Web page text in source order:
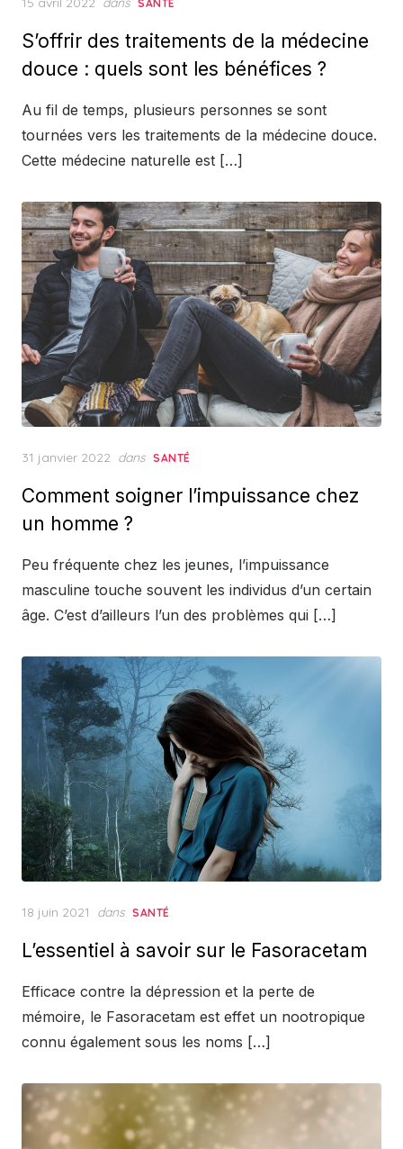
SANTÉ
S’offrir des traitements de la médecine
douce : quels sont les bénéfices ?
Au fil de temps, plusieurs personnes se sont
tournées vers les traitements de la médecine douce.
Cette médecine naturelle est […]
Posted
31 janvier 2022 dans SANTÉ
Comment soigner l’impuissance chez
un homme ?
Peu fréquente chez les jeunes, l’impuissance
masculine touche souvent les individus d’un certain
âge. C’est d’ailleurs l’un des problèmes qui […]
Posted
18 juin 2021 dans SANTÉ
L’essentiel à savoir sur le Fasoracetam
Efficace contre la dépression et la perte de
mémoire, le Fasoracetam est effet un nootropique
connu également sous les noms […]